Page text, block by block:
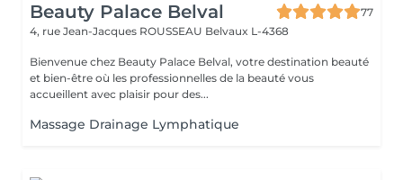
Beauty Palace Belval
77
4, rue Jean-Jacques ROUSSEAU Belvaux L-4368
Bienvenue chez Beauty Palace Belval, votre destination beauté
et bien-être où les professionnelles de la beauté vous
accueillent avec plaisir pour des...
Massage Drainage Lymphatique